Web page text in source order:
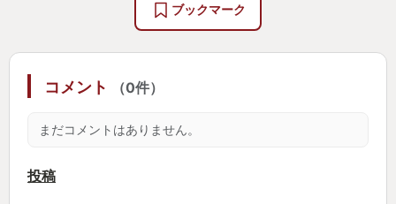
ブックマーク
コメント （0件）
まだコメントはありません。
投稿